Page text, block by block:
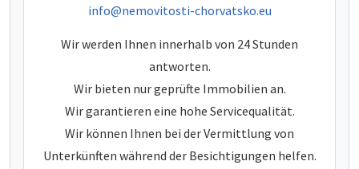
e-mail:
info@nemovitosti-chorvatsko.eu
Wir werden Ihnen innerhalb von 24 Stunden
antworten.
Wir bieten nur geprüfte Immobilien an.
Wir garantieren eine hohe Servicequalität.
Wir können Ihnen bei der Vermittlung von
Unterkünften während der Besichtigungen helfen.